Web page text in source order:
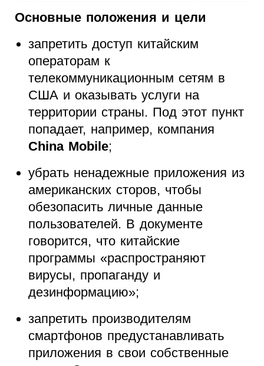
Основные положения и цели
запретить доступ китайским
операторам к
телекоммуникационным сетям в
США и оказывать услуги на
территории страны. Под этот пункт
попадает, например, компания
China Mobile;
убрать ненадежные приложения из
американских сторов, чтобы
обезопасить личные данные
пользователей. В документе
говорится, что китайские
программы «распространяют
вирусы, пропаганду и
дезинформацию»;
запретить производителям
смартфонов предустанавливать
приложения в свои собственные